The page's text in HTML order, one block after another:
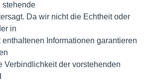
stehende
Da wir nicht die Echtheit oder
in
Informationen garantieren
Verbindlichkeit der vorstehenden